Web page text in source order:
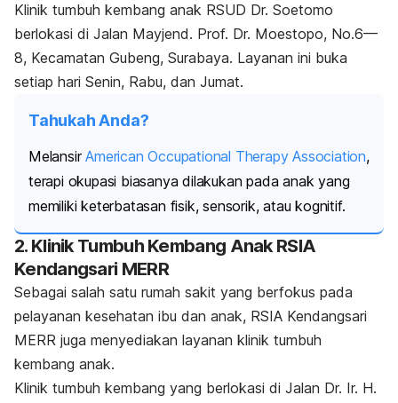
Klinik tumbuh kembang anak RSUD Dr. Soetomo
berlokasi di Jalan Mayjend. Prof. Dr. Moestopo, No.6—
8, Kecamatan Gubeng, Surabaya. Layanan ini buka
setiap hari Senin, Rabu, dan Jumat.
Tahukah Anda?
MelansirAmerican Occupational Therapy Association,
terapi okupasi biasanya dilakukan pada anak yang
memiliki keterbatasan fisik, sensorik, atau kognitif.
2. Klinik Tumbuh Kembang Anak RSIA
Kendangsari MERR
Sebagai salah satu rumah sakit yang berfokus pada
pelayanan kesehatan ibu dan anak, RSIA Kendangsari
MERR juga menyediakan layanan klinik tumbuh
kembang anak.
Klinik tumbuh kembang yang berlokasi di Jalan Dr. Ir. H.